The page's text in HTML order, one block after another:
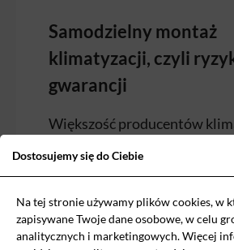
Samodzielny montaż
klimatyzacji, czyli
gwarancji
Większość producentów
jasno określa w warunkach
montaż urządzenia musi
przez certyfikowaną firmę
Brak odpowiedniego
Dostosujemy się do Ciebie
Na tej stronie używamy plików cookies, w
zapisywane Twoje dane osobowe, w celu
analitycznych i marketingowych. Więcej